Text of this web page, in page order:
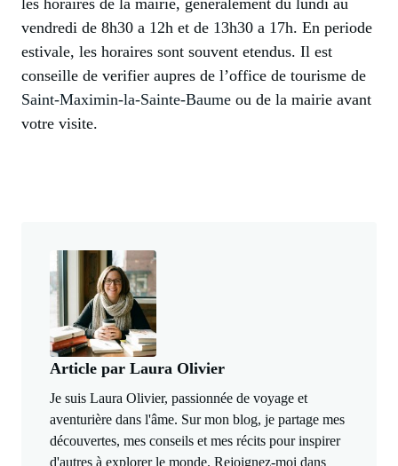
vendredi de 8h30 a 12h et de 13h30 a 17h. En periode
estivale, les horaires sont souvent etendus. Il est
conseille de verifier aupres de l’office de tourisme de
Saint-Maximin-la-Sainte-Baume ou de la mairie avant
votre visite.
Article par Laura Olivier
Je suis Laura Olivier, passionnée de voyage et
aventurière dans l'âme. Sur mon blog, je partage mes
découvertes, mes conseils et mes récits pour inspirer
d'autres à explorer le monde. Rejoignez-moi dans